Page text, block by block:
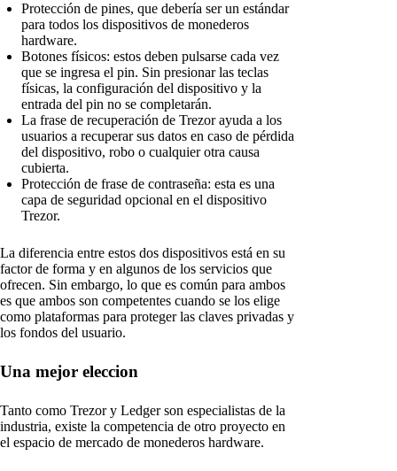
Protección de pines, que debería ser un estándar
para todos los dispositivos de monederos
hardware.
Botones físicos: estos deben pulsarse cada vez
que se ingresa el pin. Sin presionar las teclas
físicas, la configuración del dispositivo y la
entrada del pin no se completarán.
La frase de recuperación de Trezor ayuda a los
usuarios a recuperar sus datos en caso de pérdida
del dispositivo, robo o cualquier otra causa
cubierta.
Protección de frase de contraseña: esta es una
capa de seguridad opcional en el dispositivo
Trezor.
La diferencia entre estos dos dispositivos está en su
factor de forma y en algunos de los servicios que
ofrecen. Sin embargo, lo que es común para ambos
es que ambos son competentes cuando se los elige
como plataformas para proteger las claves privadas y
los fondos del usuario.
Una mejor eleccion
Tanto como Trezor y Ledger son especialistas de la
industria, existe la competencia de otro proyecto en
el espacio de mercado de monederos hardware.